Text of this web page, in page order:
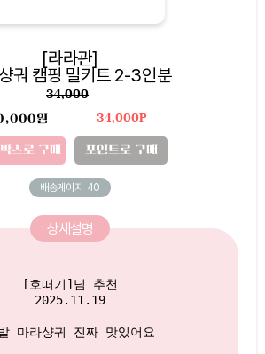
[라라관]
궈 캠핑 밀키트 2-3인분
34,000
원
스로 구매
34,000P
포인트로 구매
배송게이지 40
상세설명
[호떠기]님 추천
2025.11.19